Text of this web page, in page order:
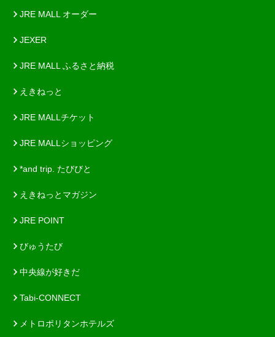
JRE MALL オーダー
JEXER
JRE MALL ふるさと納税
えきねっと
JRE MALLチケット
JRE MALLショッピング
*and trip. たびびと
えきねっとマガジン
JRE POINT
びゅうたび
中央線が好きだ
Tabi-CONNECT
メトロポリタンホテルズ